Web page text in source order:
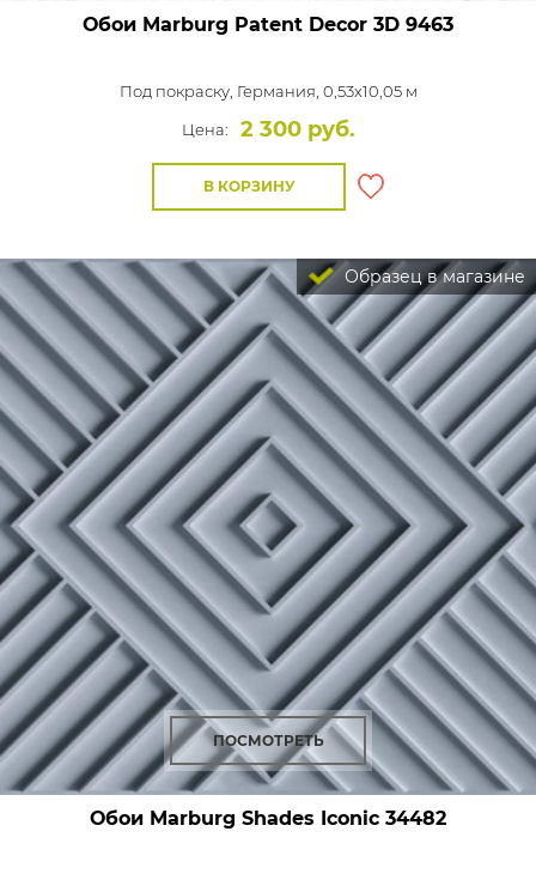
Обои Marburg Patent Decor 3D 9463
Под покраску, Германия, 0,53x10,05 м
Цена:
2 300 руб.
В КОРЗИНУ
Образец в магазине
ПОСМОТРЕТЬ
Обои Marburg Shades Iconic 34482